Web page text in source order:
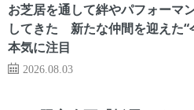
お芝居を通して絆やパフォーマ
してきた 新たな仲間を迎えた“
本気に注目
2026.08.03